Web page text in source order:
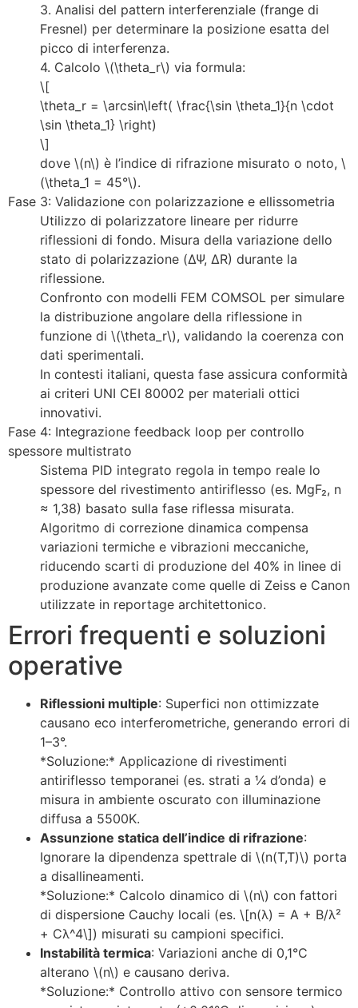
3. Analisi del pattern interferenziale (frange di
Fresnel) per determinare la posizione esatta del
picco di interferenza.
4. Calcolo \(\theta_r\) via formula:
\[
\theta_r = \arcsin\left( \frac{\sin \theta_1}{n \cdot
\sin \theta_1} \right)
\]
dove \(n\) è l’indice di rifrazione misurato o noto, \
(\theta_1 = 45°\).
Fase 3: Validazione con polarizzazione e ellissometria
Utilizzo di polarizzatore lineare per ridurre
riflessioni di fondo. Misura della variazione dello
stato di polarizzazione (ΔΨ, ΔR) durante la
riflessione.
Confronto con modelli FEM COMSOL per simulare
la distribuzione angolare della riflessione in
funzione di \(\theta_r\), validando la coerenza con
dati sperimentali.
In contesti italiani, questa fase assicura conformità
ai criteri UNI CEI 80002 per materiali ottici
innovativi.
Fase 4: Integrazione feedback loop per controllo
spessore multistrato
Sistema PID integrato regola in tempo reale lo
spessore del rivestimento antiriflesso (es. MgF₂, n
≈ 1,38) basato sulla fase riflessa misurata.
Algoritmo di correzione dinamica compensa
variazioni termiche e vibrazioni meccaniche,
riducendo scarti di produzione del 40% in linee di
produzione avanzate come quelle di Zeiss e Canon
utilizzate in reportage architettonico.
Errori frequenti e soluzioni
operative
Riflessioni multiple: Superfici non ottimizzate
causano eco interferometriche, generando errori di
1–3°.
*Soluzione:* Applicazione di rivestimenti
antiriflesso temporanei (es. strati a ¼ d’onda) e
misura in ambiente oscurato con illuminazione
diffusa a 5500K.
Assunzione statica dell’indice di rifrazione:
Ignorare la dipendenza spettrale di \(n(T,T)\) porta
a disallineamenti.
*Soluzione:* Calcolo dinamico di \(n\) con fattori
di dispersione Cauchy locali (es. \[n(λ) = A + B/λ²
+ Cλ^4\]) misurati su campioni specifici.
Instabilità termica: Variazioni anche di 0,1°C
alterano \(n\) e causano deriva.
*Soluzione:* Controllo attivo con sensore termico